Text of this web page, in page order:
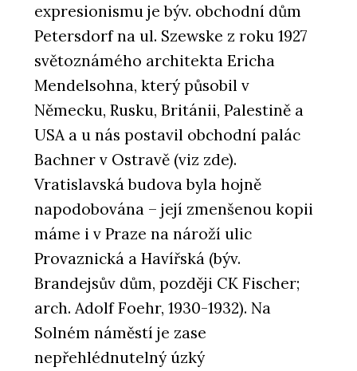
expresionismu je býv. obchodní dům
Petersdorf na ul. Szewske z roku 1927
světoznámého architekta Ericha
Mendelsohna, který působil v
Německu, Rusku, Británii, Palestině a
USA a u nás postavil obchodní palác
Bachner v Ostravě (viz zde).
Vratislavská budova byla hojně
napodobována – její zmenšenou kopii
máme i v Praze na nároží ulic
Provaznická a Havířská (býv.
Brandejsův dům, později CK Fischer;
arch. Adolf Foehr, 1930-1932). Na
Solném náměstí je zase
nepřehlédnutelný úzký